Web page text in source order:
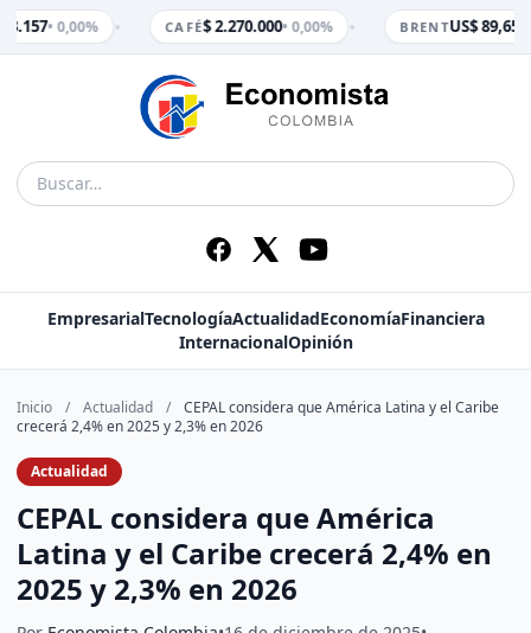
• 0,00% CAFÉ$ 2.270.000• 0,00% BRENTUS$ 89,65•
EmpresarialTecnologíaActualidadEconomíaFinanciera
InternacionalOpinión
Inicio / Actualidad /
CEPAL considera que América Latina y el Caribe
crecerá 2,4% en 2025 y 2,3% en 2026
Actualidad
CEPAL considera que América
Latina y el Caribe crecerá 2,4% en
2025 y 2,3% en 2026